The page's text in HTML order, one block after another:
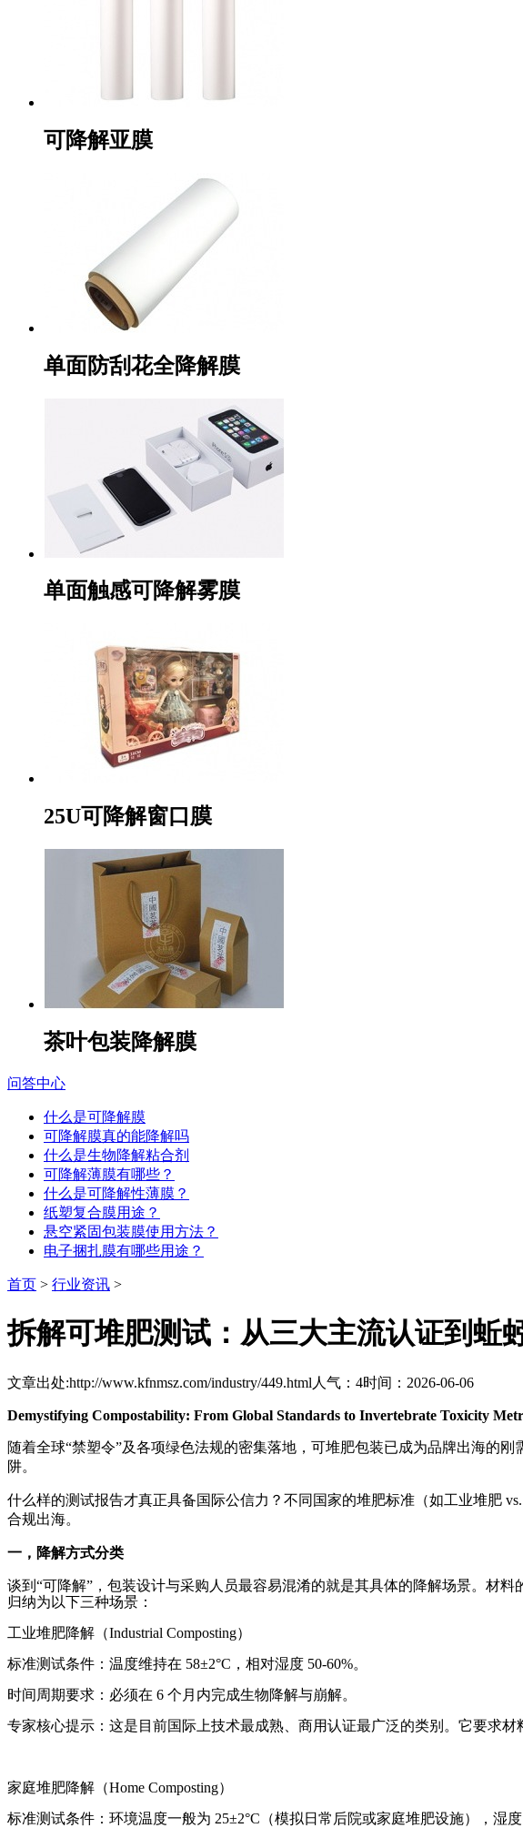
可降解亚膜
单面防刮花全降解膜
单面触感可降解雾膜
25U可降解窗口膜
茶叶包装降解膜
问答中心
什么是可降解膜
可降解膜真的能降解吗
什么是生物降解粘合剂
可降解薄膜有哪些？
什么是可降解性薄膜？
纸塑复合膜用途？
悬空紧固包装膜使用方法？
电子捆扎膜有哪些用途？
首页 > 行业资讯 >
拆解可堆肥测试：从三大主流认证到蚯
文章出处:http://www.kfnmsz.com/industry/449.html 人气：4时间：2026-06-06
Demystifying Compostability: From Global Standards to Invertebrate Toxicity
随着全球“禁塑令”及各项绿色法规的密集落地，可堆肥包装已成为品牌出海的
阱。
什么样的测试报告才真正具备国际公信力？不同国家的堆肥标准（如工业堆肥
合规出海。
一，降解方式分类
谈到“可降解”，包装设计与采购人员最容易混淆的就是其具体的降解场景。材
归纳为以下三种场景：
工业堆肥降解（Industrial Composting）
标准测试条件：温度维持在 58±2°C，相对湿度 50-60%。
时间周期要求：必须在 6 个月内完成生物降解与崩解。
专家核心提示：这是目前国际上技术最成熟、商用认证最广泛的类别。它要求
家庭堆肥降解（Home Composting）
标准测试条件：环境温度一般为 25±2°C（模拟日常后院或家庭堆肥设施），湿度